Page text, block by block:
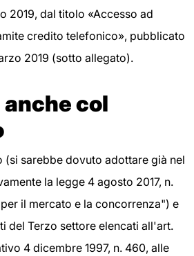
2019, dal titolo «Accesso ad
credito telefonico», pubblicato
2019 (sotto allegato).
col
(si sarebbe dovuto adottare già nel
la legge 4 agosto 2017, n.
il mercato e la concorrenza") e
del Terzo settore elencati all'art.
4 dicembre 1997, n. 460, alle